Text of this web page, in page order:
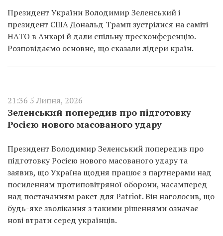
Президент України Володимир Зеленський і
президент США Дональд Трамп зустрілися на саміті
НАТО в Анкарі й дали спільну пресконференцію.
Розповідаємо основне, що сказали лідери країн.
21:36 5 Липня, 2026
Зеленський попередив про підготовку
Росією нового масованого удару
Президент Володимир Зеленський попередив про
підготовку Росією нового масованого удару та
заявив, що Україна щодня працює з партнерами над
посиленням протиповітряної оборони, насамперед
над постачанням ракет для Patriot. Він наголосив, що
будь-яке зволікання з такими рішеннями означає
нові втрати серед українців.